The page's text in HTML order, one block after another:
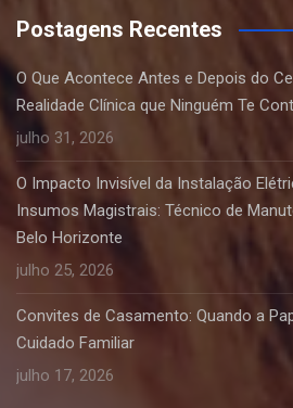
Postagens Recentes
O Que Acontece Antes e Depois do
Realidade Clínica que Ninguém Te
julho 31, 2026
O Impacto Invisível da Instalação
Insumos Magistrais: Técnico de
Belo Horizonte
julho 25, 2026
Convites de Casamento: Quando a
Cuidado Familiar
julho 17, 2026